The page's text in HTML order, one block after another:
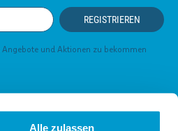
Alle zulassen
REGISTRIEREN
und Aktionen zu bekommen